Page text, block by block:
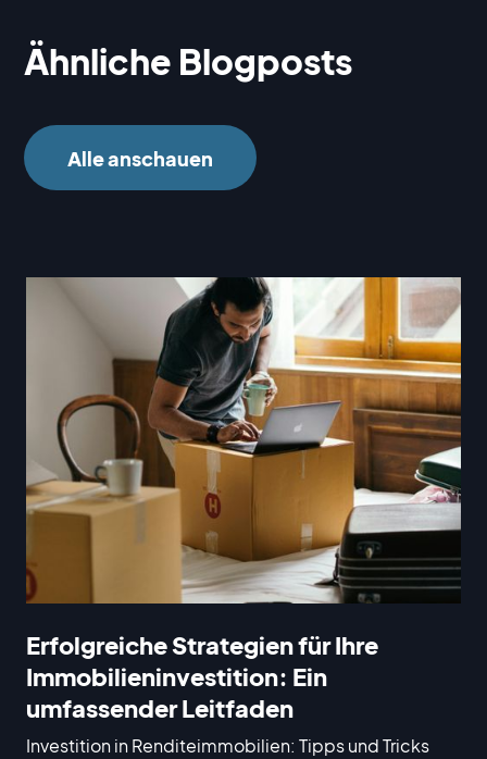
Ähnliche Blogposts
Alle anschauen
Erfolgreiche Strategien für Ihre
Immobilieninvestition: Ein
umfassender Leitfaden
Investition in Renditeimmobilien: Tipps und Tricks